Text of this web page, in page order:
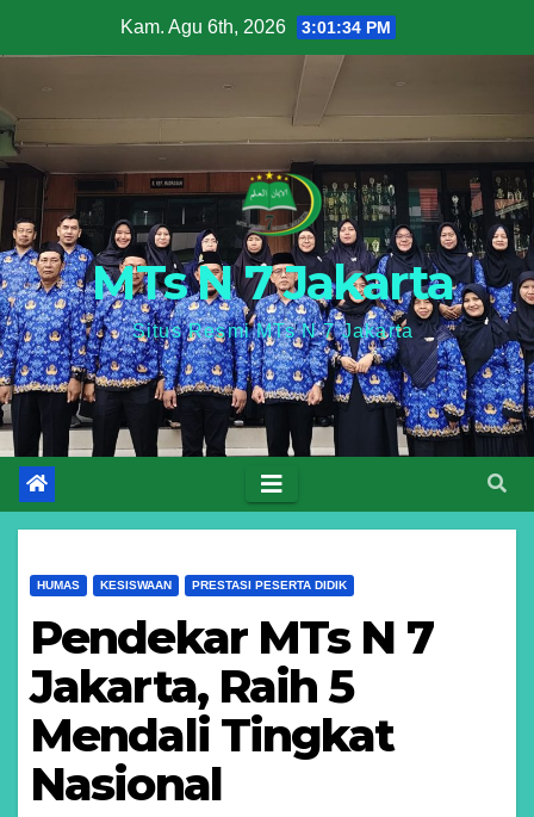
to
Kam. Agu 6th, 2026 3:01:35 PM
MTs N 7 Jakarta
Situs Resmi MTs N 7 Jakarta
HUMAS KESISWAAN PRESTASI PESERTA DIDIK
Pendekar MTs N 7
Jakarta, Raih 5
Mendali Tingkat
Nasional